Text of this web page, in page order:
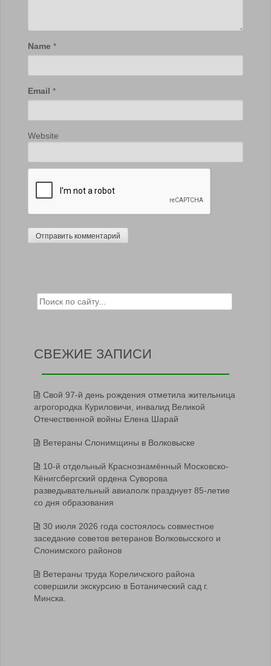
Name *
Email *
Website
Search for:
СВЕЖИЕ ЗАПИСИ
Свой 97-й день рождения отметила жительница
агрогородка Куриловичи, инвалид Великой
Отечественной войны Елена Шарай
Ветераны Слонимщины в Волковыске
10-й отдельный Краснознамённый Московско-
Кёнигсбергский ордена Суворова
разведывательный авиаполк празднует 85-летие
со дня образования
30 июля 2026 года состоялось совместное
заседание советов ветеранов Волковысского и
Слонимского районов
Ветераны труда Кореличского района
совершили экскурсию в Ботанический сад г.
Минска.